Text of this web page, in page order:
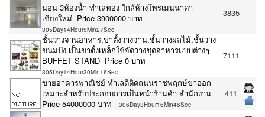
นอน 3ห้องน้ำ ทำเลทอง ใกล้ห้างโพรเมนนาดา
เชียงใหม่ Price 3900000 บาท
305Day14Hour5Min27Sec
3835
ชั้นวางจานอาหาร,ขาตั้งวางจาน,ชั้นวางผลไม้,ชั้นวาง
ขนมปัง เป็นขาตั้งเหล็กใช้จัดวางชุดอาหารแบบต่างๆ
BUFFET STAND Price 0 บาท
305Day14Hour30Min16Sec
7111
ขายอาคารพาณิชย์ ทำเลดีติดถนนราชพฤกษ์ขาออก
เหมาะสำหรับประกอบการเป็นหน้าร้านค้า สำนักงาน
Price 54000000 บาท
306Day3Hour16Min46Sec
411